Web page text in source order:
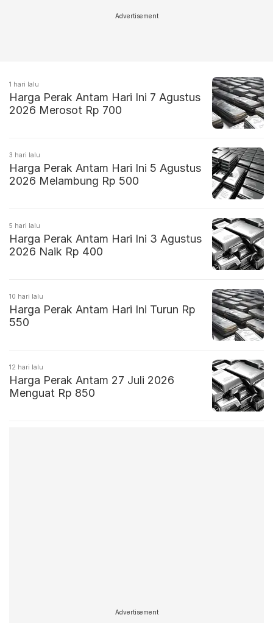
Advertisement
1 hari lalu
Harga Perak Antam Hari Ini 7 Agustus
2026 Merosot Rp 700
3 hari lalu
Harga Perak Antam Hari Ini 5 Agustus
2026 Melambung Rp 500
5 hari lalu
Harga Perak Antam Hari Ini 3 Agustus
2026 Naik Rp 400
10 hari lalu
Harga Perak Antam Hari Ini Turun Rp
550
12 hari lalu
Harga Perak Antam 27 Juli 2026
Menguat Rp 850
Advertisement